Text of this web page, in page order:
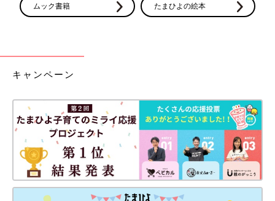
ムック書籍 たまひよの絵本
キャンペーン